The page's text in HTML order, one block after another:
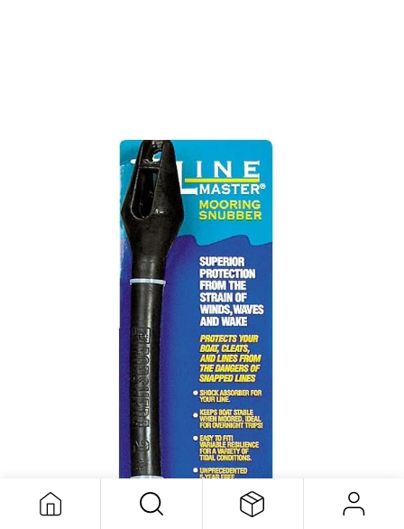
Amortisseur D'amarrage 7/8''-1''
140,89$